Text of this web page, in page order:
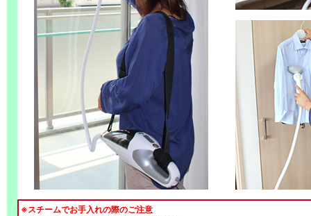
※スチームでお手入れの際のご注意